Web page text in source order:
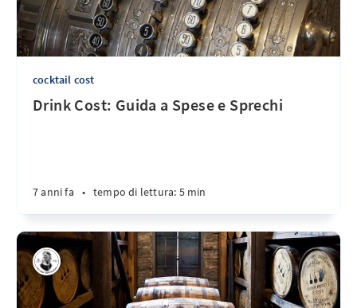
cocktail cost
Drink Cost: Guida a Spese e Sprechi
7 anni fa • tempo di lettura: 5 min